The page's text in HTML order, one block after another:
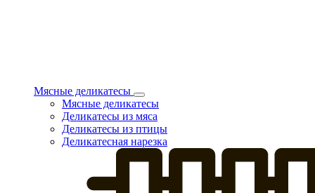
Мясные деликатесы
Мясные деликатесы
Деликатесы из мяса
Деликатесы из птицы
Деликатесная нарезка